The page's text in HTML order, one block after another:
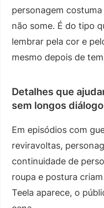
personagem
não some. É do tipo
lembrar pela cor e
mesmo depois de
Detalhes que
sem longos
Em episódios com
reviravoltas,
continuidade de
roupa e postura
Teela aparece, o